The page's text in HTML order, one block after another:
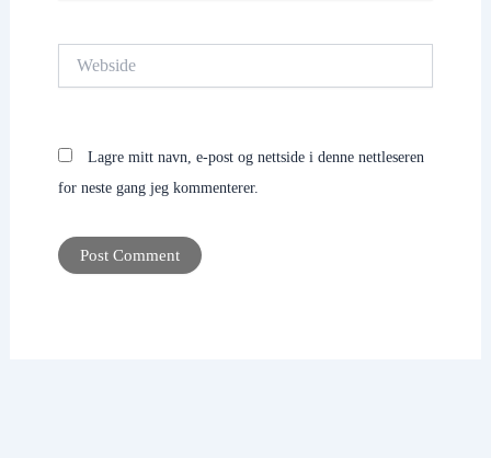
Lagre mitt navn, e-post og nettside i denne nettleseren
for neste gang jeg kommenterer.